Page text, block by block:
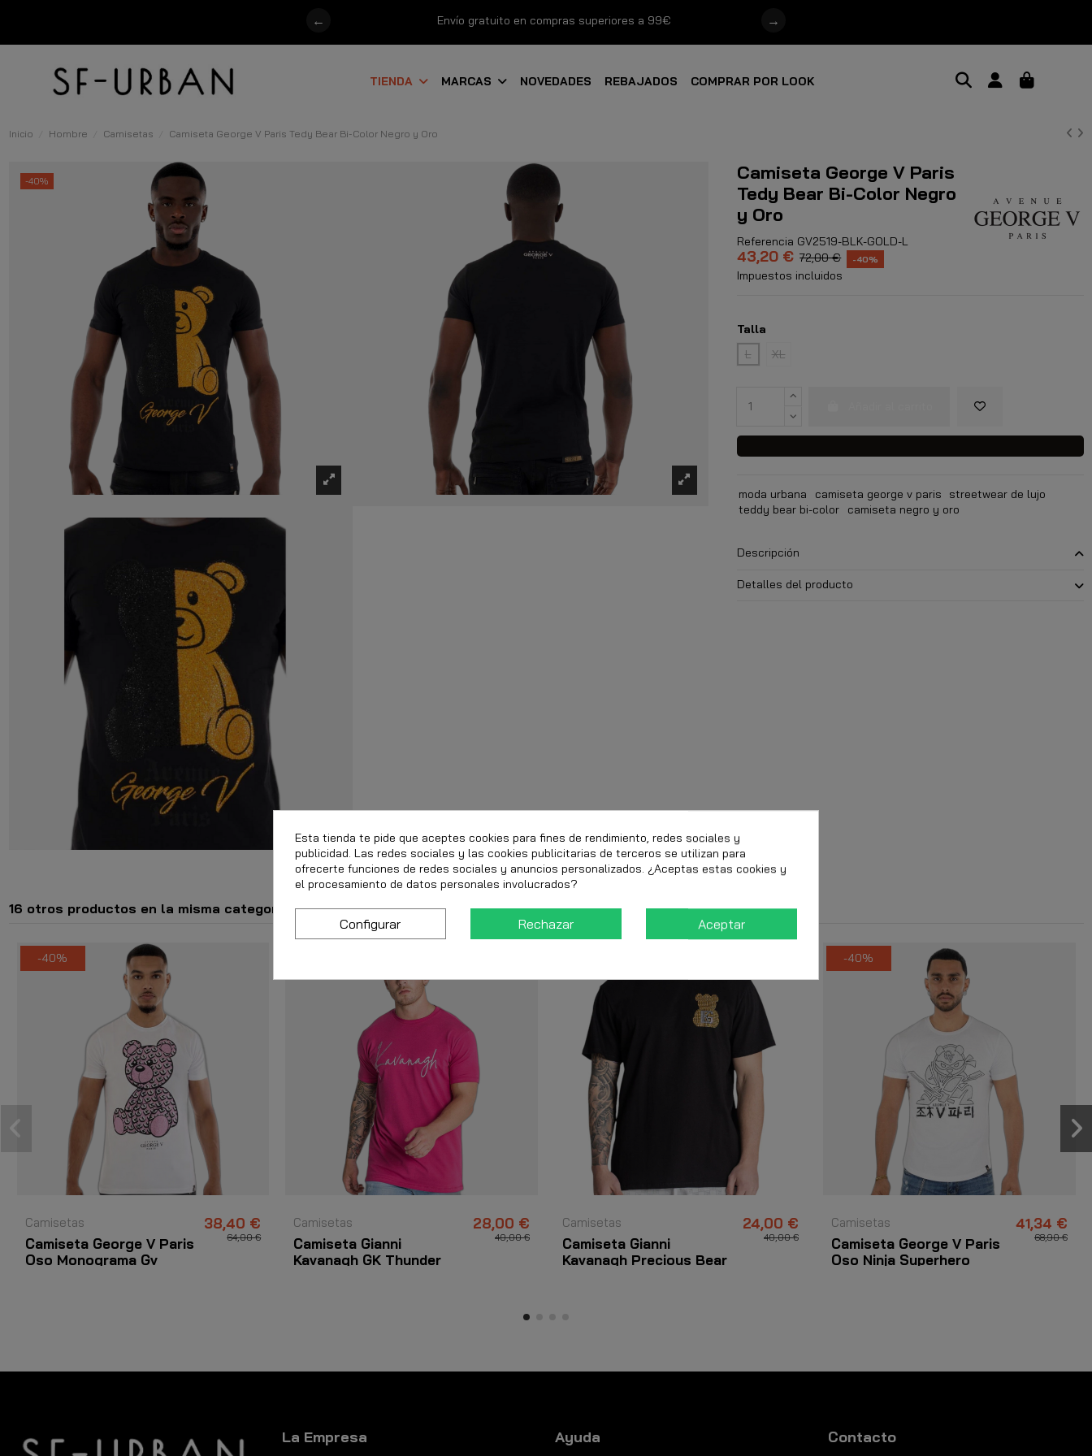
Envío gratuito en compras superiores a 99€
← →
TIENDA MARCAS NOVEDADES REBAJADOS COMPRAR POR LOOK
Inicio Hombre Camisetas Camiseta George V Paris Tedy Bear Bi-Color Negro y Oro
-40%
Camiseta George V Paris
Tedy Bear Bi-Color Negro
y Oro
Referencia GV2519-BLK-GOLD-L
43,20 € 72,00 € -40%
Impuestos incluidos
Talla
L
XL
moda urbana camiseta george v paris
streetwear de lujo
teddy bear bi-color
camiseta negro y oro
Descripción
Detalles del producto
16 otros productos en la misma categoría:
-40%
Camisetas
Camiseta George V Paris
Oso Monograma Gv
38,40 €
64,00 €
Camisetas
Camiseta Gianni
Kavanagh GK Thunder
28,00 €
40,00 €
Camisetas
Camiseta Gianni
Kavanagh Precious Bear
24,00 €
40,00 €
-40%
Camisetas
Camiseta George V Paris
Oso Ninja Superhero
41,34 €
68,90 €
La Empresa Ayuda Contacto
Esta tienda te pide que aceptes cookies para fines de rendimiento, redes sociales y
publicidad. Las redes sociales y las cookies publicitarias de terceros se utilizan para
ofrecerte funciones de redes sociales y anuncios personalizados. ¿Aceptas estas cookies y
el procesamiento de datos personales involucrados?
Configurar Rechazar Aceptar